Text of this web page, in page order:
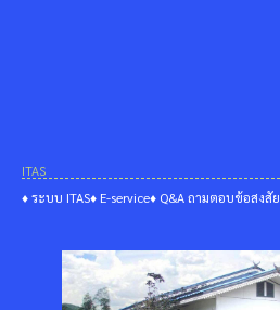
ITAS
♦ ระบบ ITAS♦ E-service♦ Q&A ถามตอบข้อสงสัย